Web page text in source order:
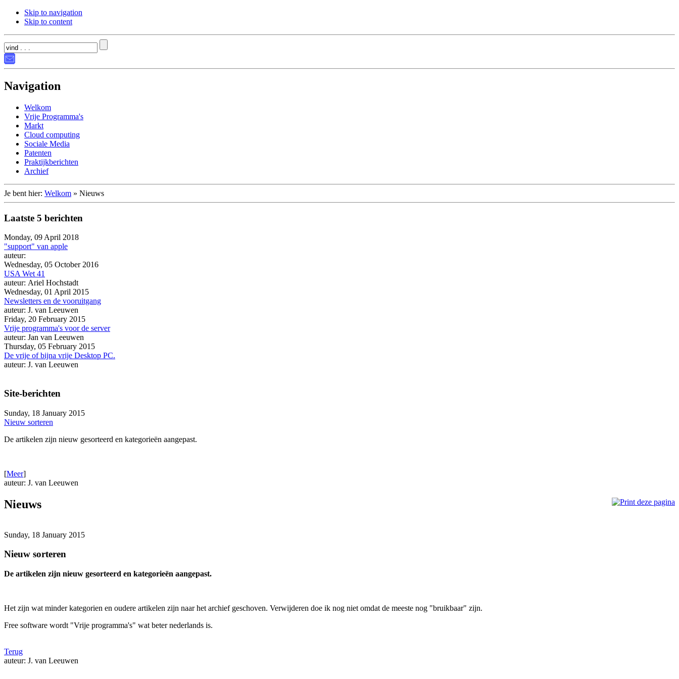
Skip to navigation
Skip to content
Navigation
Welkom
Vrije Programma's
Markt
Cloud computing
Sociale Media
Patenten
Praktijkberichten
Archief
Je bent hier: Welkom » Nieuws
Laatste 5 berichten
Monday, 09 April 2018
"support" van apple
auteur:
Wednesday, 05 October 2016
USA Wet 41
auteur: Ariel Hochstadt
Wednesday, 01 April 2015
Newsletters en de vooruitgang
auteur: J. van Leeuwen
Friday, 20 February 2015
Vrije programma's voor de server
auteur: Jan van Leeuwen
Thursday, 05 February 2015
De vrije of bijna vrije Desktop PC.
auteur: J. van Leeuwen
Site-berichten
Sunday, 18 January 2015
Nieuw sorteren
De artikelen zijn nieuw gesorteerd en kategorieën aangepast.
[Meer]
auteur: J. van Leeuwen
Nieuws
Sunday, 18 January 2015
Nieuw sorteren
De artikelen zijn nieuw gesorteerd en kategorieën aangepast.
Het zijn wat minder kategorien en oudere artikelen zijn naar het archief geschoven. Verwijderen doe ik nog niet omdat de meeste nog "bruikbaar" zijn.
Free software wordt "Vrije programma's" wat beter nederlands is.
Terug
auteur: J. van Leeuwen